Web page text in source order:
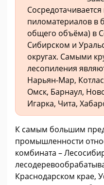
пиломатериалов в
общего объёма) в
Сибирском и
округах. Самыми
лесопиления
Нарьян-Мар,
Омск, Барнаул,
Игарка, Чита,
К самым большим
промышленности
комбината –
Краснодарском крае,